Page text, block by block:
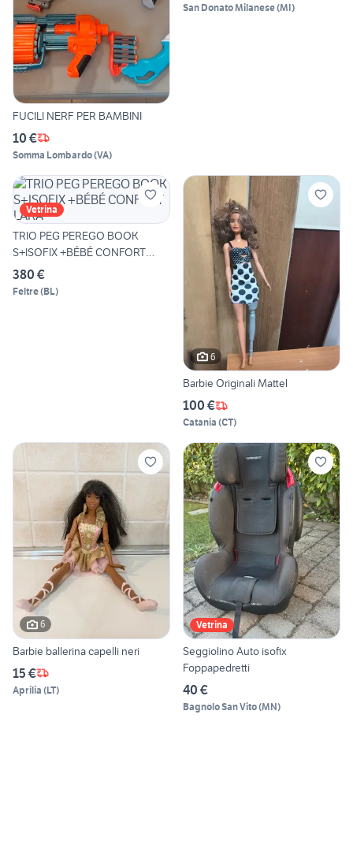
FUCILI NERF PER BAMBINI
10 €
Somma Lombardo(VA)
San Donato Milanese(MI)
Vetrina
TRIO PEG PEREGO BOOK
S+ISOFIX +BÉBÉ CONFORT
LARA
380 €
Feltre(BL)
6
Barbie Originali Mattel
100 €
Catania (CT)
6
Barbie ballerina capelli neri
15 €
Aprilia (LT)
Vetrina
Seggiolino Auto isofix
Foppapedretti
40 €
Bagnolo San Vito(MN)